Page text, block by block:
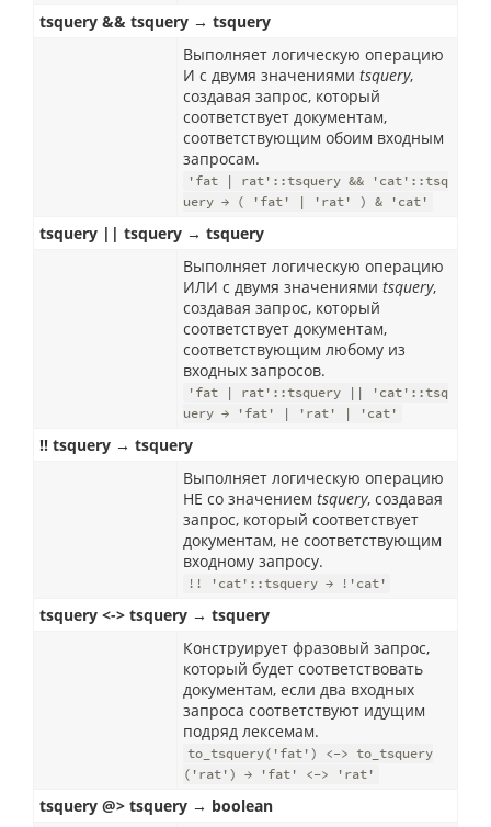
tsquery && tsquery → tsquery
Выполняет логическую операцию
И с двумя значениями tsquery,
создавая запрос, который
соответствует документам,
соответствующим обоим входным
запросам.
'fat | rat'::tsquery && 'cat'::tsq
uery → ( 'fat' | 'rat' ) & 'cat'
tsquery || tsquery → tsquery
Выполняет логическую операцию
ИЛИ с двумя значениями tsquery,
создавая запрос, который
соответствует документам,
соответствующим любому из
входных запросов.
'fat | rat'::tsquery || 'cat'::tsq
uery → 'fat' | 'rat' | 'cat'
!! tsquery → tsquery
Выполняет логическую операцию
НЕ со значением tsquery, создавая
запрос, который соответствует
документам, не соответствующим
входному запросу.
!! 'cat'::tsquery → !'cat'
tsquery <-> tsquery → tsquery
Конструирует фразовый запрос,
который будет соответствовать
документам, если два входных
запроса соответствуют идущим
подряд лексемам.
to_tsquery('fat') <-> to_tsquery
('rat') → 'fat' <-> 'rat'
tsquery @> tsquery → boolean